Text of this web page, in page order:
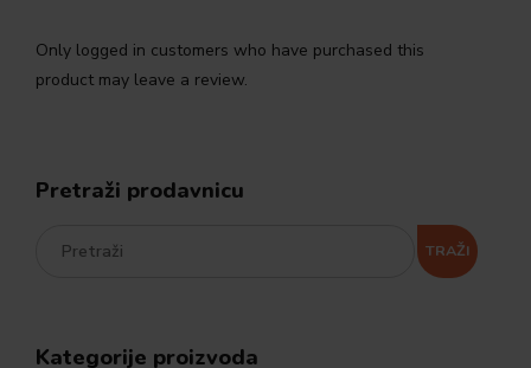
Only logged in customers who have purchased this
product may leave a review.
Pretraži prodavnicu
TRAŽI
Kategorije proizvoda